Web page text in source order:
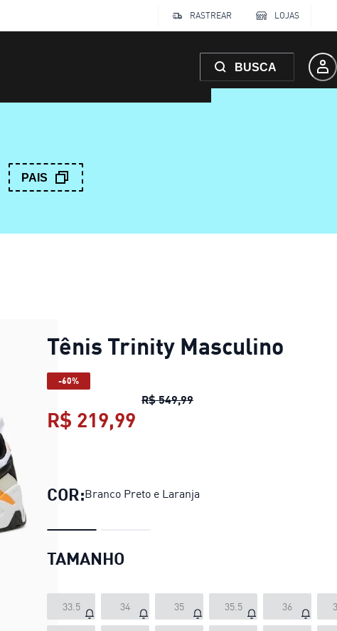
RASTREAR LOJAS
BUSCA
PAIS
Tênis Trinity Masculino
-60%
R$ 549,99Tênis Trinity Masculino
R$ 219,99
COR:Branco Preto e Laranja
TAMANHO
33.5 34 35 35.5 36